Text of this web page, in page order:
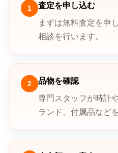
1
査定を申し込む
まずは無料査定を申
相談を行います。
2
品物を確認
専門スタッフが時計
ランド、付属品など